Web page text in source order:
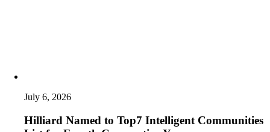
July 6, 2026
Hilliard Named to Top7 Intelligent Communities